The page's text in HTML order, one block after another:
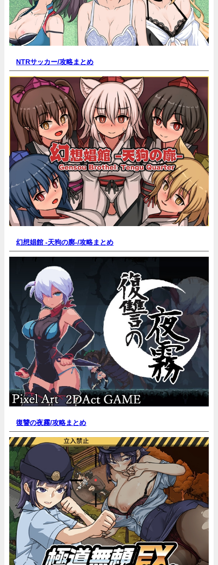
NTRサッカー/攻略まとめ
幻想娼館 -天狗の廓-/攻略まとめ
復讐の夜霧/攻略まとめ